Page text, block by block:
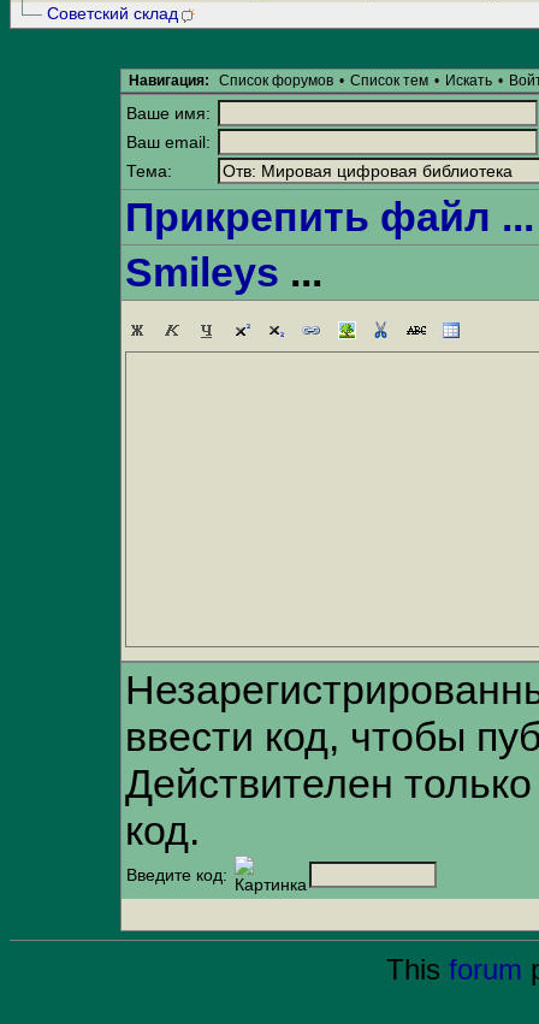
Советский склад
Навигация: Список форумов • Список тем • Искать •
Ваше имя:
Ваш email:
Тема:
Прикрепить файл ...
Smileys ...
ввести код, чтобы
Действителен
код.
Введите код:
This forum